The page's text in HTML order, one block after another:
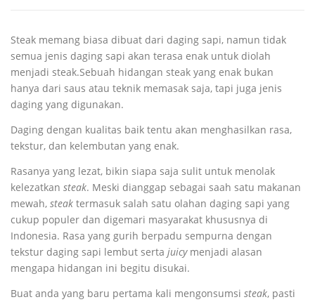
Steak memang biasa dibuat dari daging sapi, namun tidak
semua jenis daging sapi akan terasa enak untuk diolah
menjadi steak.Sebuah hidangan steak yang enak bukan
hanya dari saus atau teknik memasak saja, tapi juga jenis
daging yang digunakan.
Daging dengan kualitas baik tentu akan menghasilkan rasa,
tekstur, dan kelembutan yang enak.
Rasanya yang lezat, bikin siapa saja sulit untuk menolak
kelezatkan steak. Meski dianggap sebagai saah satu makanan
mewah, steak termasuk salah satu olahan daging sapi yang
cukup populer dan digemari masyarakat khususnya di
Indonesia. Rasa yang gurih berpadu sempurna dengan
tekstur daging sapi lembut serta juicymenjadi alasan
mengapa hidangan ini begitu disukai.
Buat anda yang baru pertama kali mengonsumsi steak, pasti